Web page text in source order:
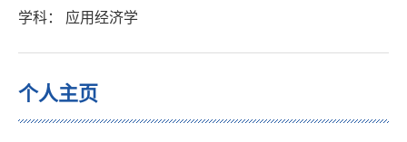
学科： 应用经济学
个人主页